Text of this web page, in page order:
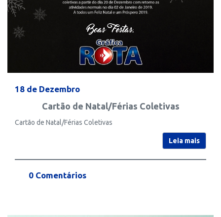
18 de Dezembro
Cartão de Natal/Férias Coletivas
Cartão de Natal/Férias Coletivas
Leia mais
0 Comentários